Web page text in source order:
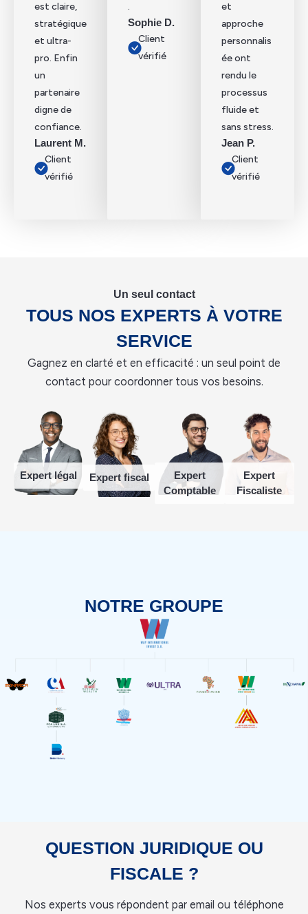
est claire,
stratégique
et ultra-
pro. Enfin
un
partenaire
digne de
confiance.
Laurent M.
Client
vérifié
.
Sophie D.
Client
vérifié
et
approche
personnalis
ée ont
rendu le
processus
fluide et
sans stress.
Jean P.
Client
vérifié
Un seul contact
TOUS NOS EXPERTS À VOTRE
SERVICE
Gagnez en clarté et en efficacité : un seul point de
contact pour coordonner tous vos besoins.
Expert légal Expert fiscal
Expert
Comptable
Expert
Fiscaliste
NOTRE GROUPE
QUESTION JURIDIQUE OU
FISCALE ?
Nos experts vous répondent par email ou téléphone